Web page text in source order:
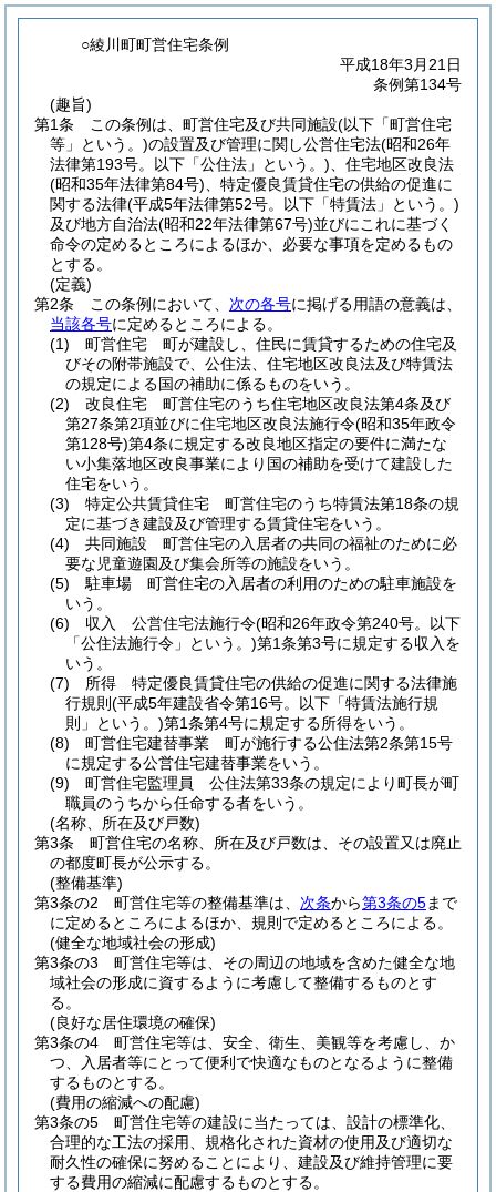
○綾川町町営住宅条例
平成18年3月21日
条例第134号
(趣旨)
第1条
この条例は、町営住宅及び共同施設(以下「町営住宅
等」という。)の設置及び管理に関し公営住宅法(昭和26年
法律第193号。以下「公住法」という。) 、住宅地区改良法
(昭和35年法律第84号) 、特定優良賃貸住宅の供給の促進に
関する法律(平成5年法律第52号。以下「特賃法」という。)
及び地方自治法(昭和22年法律第67号)並びにこれに基づく
命令の定めるところによるほか、必要な事項を定めるもの
とする。
(定義)
第2条
この条例において、 次の各号に掲げる用語の意義は、
当該各号に定めるところによる。
(1)
町営住宅 町が建設し、住民に賃貸するための住宅及
びその附帯施設で、公住法、住宅地区改良法及び特賃法
の規定による国の補助に係るものをいう。
(2)
改良住宅 町営住宅のうち住宅地区改良法第4条及び
第27条第2項並びに住宅地区改良法施行令(昭和35年政令
第128号)第4条に規定する改良地区指定の要件に満たな
い小集落地区改良事業により国の補助を受けて建設した
住宅をいう。
(3)
特定公共賃貸住宅 町営住宅のうち特賃法第18条の規
定に基づき建設及び管理する賃貸住宅をいう。
(4)
共同施設 町営住宅の入居者の共同の福祉のために必
要な児童遊園及び集会所等の施設をいう。
(5)
駐車場 町営住宅の入居者の利用のための駐車施設を
いう。
(6)
収入 公営住宅法施行令(昭和26年政令第240号。以下
「公住法施行令」という。)第1条第3号に規定する収入を
いう。
(7)
所得 特定優良賃貸住宅の供給の促進に関する法律施
行規則 (平成5年建設省令第16号。以下「特賃法施行規
則」という。)第1条第4号に規定する所得をいう。
(8)
町営住宅建替事業 町が施行する公住法第2条第15号
に規定する公営住宅建替事業をいう。
(9)
町営住宅監理員 公住法第33条の規定により町長が町
職員のうちから任命する者をいう。
(名称、所在及び戸数)
第3条
町営住宅の名称、所在及び戸数は、その設置又は廃止
の都度町長が公示する。
(整備基準)
第3条の2
町営住宅等の整備基準は、 次条から第3条の5まで
に定めるところによるほか、規則で定めるところによる。
(健全な地域社会の形成)
第3条の3
町営住宅等は、その周辺の地域を含めた健全な地
域社会の形成に資するように考慮して整備するものとす
る。
(良好な居住環境の確保)
第3条の4
町営住宅等は、安全、衛生、美観等を考慮し、か
つ、入居者等にとって便利で快適なものとなるように整備
するものとする。
(費用の縮減への配慮)
第3条の5
町営住宅等の建設に当たっては、設計の標準化、
合理的な工法の採用、規格化された資材の使用及び適切な
耐久性の確保に努めることにより、建設及び維持管理に要
する費用の縮減に配慮するものとする。